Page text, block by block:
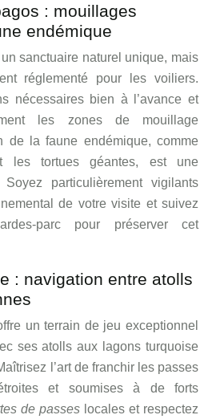
: mouillages
endémique
sanctuaire naturel unique, mais
réglementé pour les voiliers.
nécessaires bien à l’avance et
les zones de mouillage
de la faune endémique, comme
les tortues géantes, est une
particulièrement vigilants
de votre visite et suivez
parc pour préserver cet
: navigation entre atolls
un terrain de jeu exceptionnel
ses atolls aux lagons turquoise
l’art de franchir les passes
et soumises à de forts
de passes locales et respectez